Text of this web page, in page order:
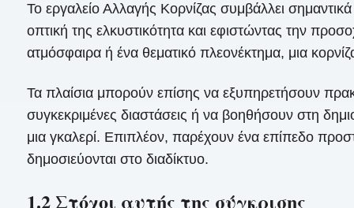
Το εργαλείο Αλλαγής Κορνίζας συμβάλλει
οπτική της ελκυστικότητα και εφιστώντας την
ατμόσφαιρα ή ένα θεματικό πλεονέκτημα, μια
Τα πλαίσια μπορούν επίσης να εξυπηρετήσουν
συγκεκριμένες διαστάσεις ή να βοηθήσουν στη
μια γκαλερί. Επιπλέον, παρέχουν ένα επίπεδο
δημοσιεύονται στο διαδίκτυο.
1.2 Στόχοι αυτής της σύγκρισης